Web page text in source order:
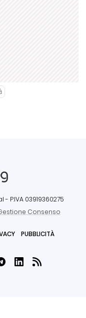
- P.IVA 03919360275
Consenso
PUBBLICITÀ